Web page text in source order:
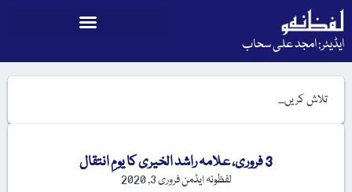
ایڈیٹر: امجد علی سحاب
3 فروری، علامہ راشد الخیری کا یومِ انتقال
لفظونہ ایڈمنفروری 3, 2020